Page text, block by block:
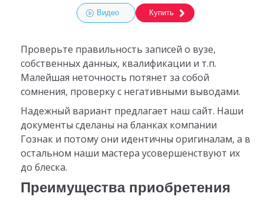
Видео Купить
Проверьте правильность записей о вузе,
собственных данных, квалификации и т.п.
Малейшая неточность потянет за собой
сомнения, проверку с негативными выводами.
Надежный вариант предлагает наш сайт. Наши
документы сделаны на бланках компании
Гознак и потому они идентичны оригиналам, а в
остальном наши мастера усовершенствуют их
до блеска.
Преимущества приобретения